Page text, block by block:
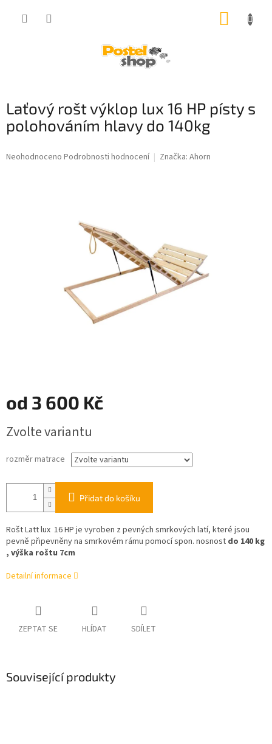
Laťový rošt výklop lux 16 HP písty s
polohováním hlavy do 140kg
Průměrné
Neohodnoceno Podrobnosti hodnocení Značka: Ahorn
od 3 600 Kč
cena:
Zvolte variantu
rozměr matrace
Přidat do košíku
Rošt Latt lux 16 HP je vyroben z pevných smrkových latí, které jsou
pevně připevněny na smrkovém rámu pomocí spon. nosnost do 140 kg
, výška roštu 7cm
Detailní informace
ZEPTAT SE HLÍDAT SDÍLET
Související produkty